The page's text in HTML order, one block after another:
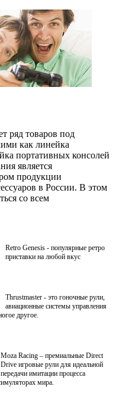
ряд товаров под
как линейка
портативных консолей
является
продукции
в России. В этом
со всем
Retro Genesis - популярные ретро
приставки на любой вкус
Thrustmaster - это гоночные рули,
авиационные системы управления
другое.
Moza Racing – премиальные Direct
Drive игровые рули для идеальной
передачи имитации процесса
мира.